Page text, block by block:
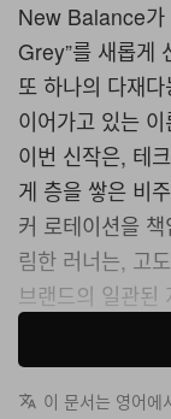
New Balance
Grey”를 새롭게
또 하나의 다재
이어가고 있는
이번 신작은, 테
게 층을 쌓은 비
커 로테이션을
림한 러너는, 고
브랜드의 일관된
“Neptune
기성을 갖춘 다이
이 문서는 영어에